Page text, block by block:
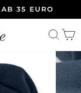
35 EURO